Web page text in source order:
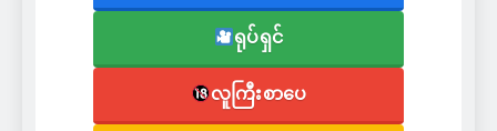
ရုပ်ရှင်
လူကြီးစာပေ